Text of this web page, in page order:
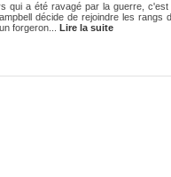
qui a été ravagé par la guerre, c'est
décide de rejoindre les rangs
forgeron... Lire la suite